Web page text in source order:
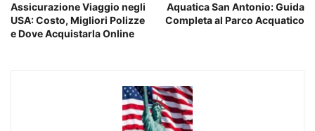
Assicurazione Viaggio negli
USA: Costo, Migliori Polizze
e Dove Acquistarla Online
Aquatica San Antonio: Guida
Completa al Parco Acquatico